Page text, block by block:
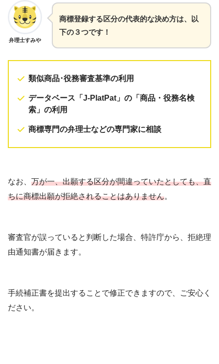
弁理士すみや
商標登録する区分の代表的な決め方は、以
下の３つです！
類似商品･役務審査基準の利用
データベース「J-PlatPat」の「商品・役務名検
索」の利用
商標専門の弁理士などの専門家に相談
なお、 万が一、出願する区分が間違っていたとしても、直
ちに商標出願が拒絶されることはありません。
審査官が誤っていると判断した場合、特許庁から、拒絶理
由通知書が届きます。
手続補正書を提出することで修正できますので、ご安心く
ださい。